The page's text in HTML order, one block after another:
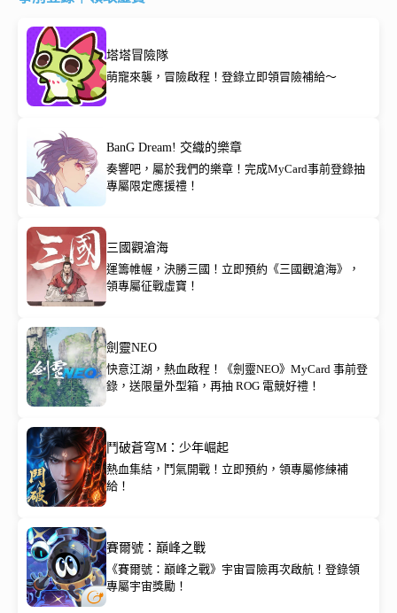
塔塔冒險隊
萌寵來襲，冒險啟程！登錄立即領冒險補給～
BanG Dream! 交織的樂章
奏響吧，屬於我們的樂章！完成MyCard事前登錄抽
專屬限定應援禮！
三國觀滄海
運籌帷幄，決勝三國！立即預約《三國觀滄海》，
領專屬征戰虛寶！
劍靈NEO
快意江湖，熱血啟程！《劍靈NEO》MyCard 事前登
錄，送限量外型箱，再抽 ROG 電競好禮！
鬥破蒼穹M：少年崛起
熱血集結，鬥氣開戰！立即預約，領專屬修練補
給！
賽爾號：巔峰之戰
《賽爾號：巔峰之戰》宇宙冒險再次啟航！登錄領
專屬宇宙獎勵！